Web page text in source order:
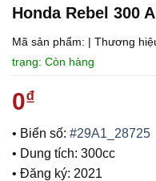
Honda Rebel 300
Mã sản phẩm: | Thương
trạng: Còn hàng
0₫
• Biển số: #29A1_28725
• Dung tích: 300cc
• Đăng ký: 2021